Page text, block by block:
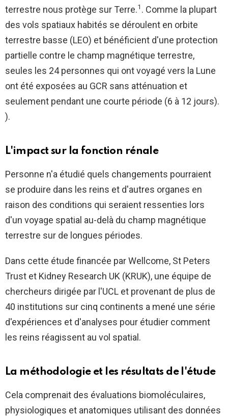
terrestre nous protège sur Terre.1 . Comme la plupart
des vols spatiaux habités se déroulent en orbite
terrestre basse (LEO) et bénéficient d'une protection
partielle contre le champ magnétique terrestre,
seules les 24 personnes qui ont voyagé vers la Lune
ont été exposées au GCR sans atténuation et
seulement pendant une courte période (6 à 12 jours).
).
L'impact sur la fonction rénale
Personne n'a étudié quels changements pourraient
se produire dans les reins et d'autres organes en
raison des conditions qui seraient ressenties lors
d'un voyage spatial au-delà du champ magnétique
terrestre sur de longues périodes.
Dans cette étude financée par Wellcome, St Peters
Trust et Kidney Research UK (KRUK), une équipe de
chercheurs dirigée par l'UCL et provenant de plus de
40 institutions sur cinq continents a mené une série
d'expériences et d'analyses pour étudier comment
les reins réagissent au vol spatial.
La méthodologie et les résultats de l'étude
Cela comprenait des évaluations biomoléculaires,
physiologiques et anatomiques utilisant des données